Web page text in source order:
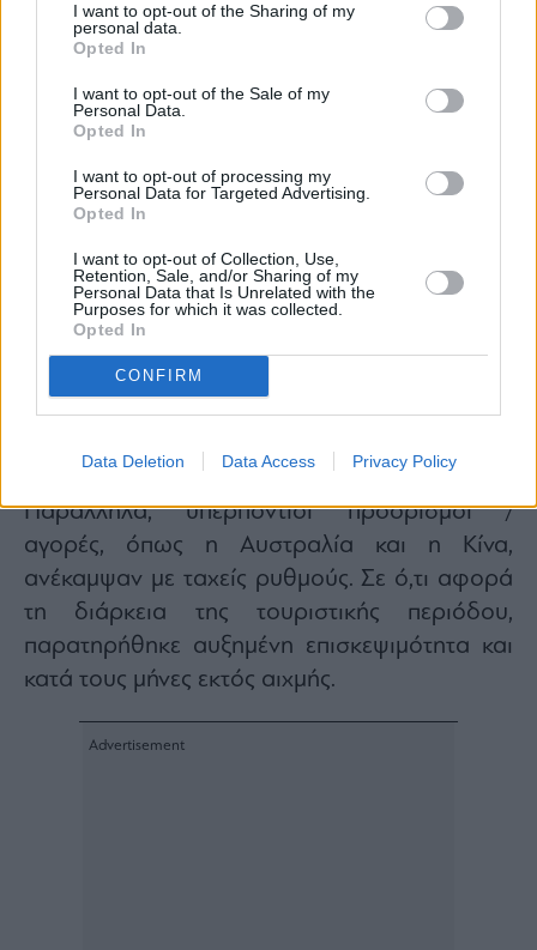
I want to opt-out of the Sharing of my
personal data.
Opted In
I want to opt-out of the Sale of my
Personal Data.
Opted In
I want to opt-out of processing my
Personal Data for Targeted Advertising.
Opted In
I want to opt-out of Collection, Use,
Retention, Sale, and/or Sharing of my
Personal Data that Is Unrelated with the
Purposes for which it was collected.
Opted In
CONFIRM
Data Deletion Data Access Privacy Policy
ΔΑΑ
αυξήθηκε ραγδαία τα τελευταία δύο χρόνια.
Το 2024, οι διεθνείς αφίξεις μη κατοίκων
έφτασαν τα 7,9 εκατομμύρια, από7,1
εκατομμύρια
2023 6,4 εκατομμύρια
αντίστοιχα.
Ειδικότερα, ο μεγαλύτερος αριθμός
επισκεπτών προήλθε από τις παραδοσιακές
αγορές (ΗΠΑ, Ηνωμένο Βασίλειο, Γερμανία,
Γαλλία, Ιταλία), ενώ ως γενικό συμπέρασμα, η
σημείωσε διψήφια αύξηση επισκεπτών.
Παράλληλα, υπερπόντιοι προορισμοί /
αγορές, όπως η Αυστραλία και η Κίνα,
ανέκαμψαν με ταχείς ρυθμούς. Σε ό,τι αφορά
τη διάρκεια της τουριστικής περιόδου,
παρατηρήθηκε αυξημένη επισκεψιμότητα και
κατά τους μήνες εκτός αιχμής.